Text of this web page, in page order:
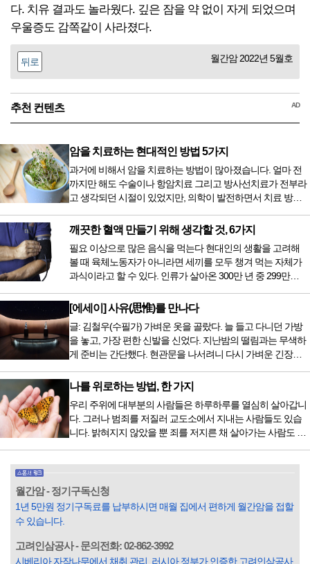
다. 치유 결과도 놀라웠다. 깊은 잠을 약 없이 자게 되었으며
우울증도 감쪽같이 사라졌다.
뒤로 월간암 2022년 5월호
추천 컨텐츠 AD
암을 치료하는 현대적인 방법 5가지
과거에 비해서 암을 치료하는 방법이 많아졌습니다. 얼마 전
까지만 해도 수술이나 항암치료 그리고 방사선치료가 전부라
고 생각되던 시절이 있었지만, 의학이 발전하면서 치료 방법
오면서 암을 치료하는 방법이 하나 더 추가되었습니다. 중입
자 치료를 받기 위해서는 일본이나 독일 등 중입자 치료기가
있는 나라에 가서 힘들게 치료받았지만 얼마 전 국내 도입 후
전립선암 환자를 시작으로 중입자 치료기가 가동되었습니다.
치료 범위가 한정되어 모든 암 환자가 중입자 치료를 받을 수
는 없지만 치료...
깨끗한 혈액 만들기 위해 생각할 것, 6가지
필요 이상으로 많은 음식을 먹는다 현대인의 생활을 고려해
볼 때 육체노동자가 아니라면 세끼를 모두 챙겨 먹는 자체가
과식이라고 할 수 있다. 인류가 살아온 300만 년 중 299만
저녁을 습관적으로 음식을 섭취한다. 게다가 밤늦은 시간까지
음식을 먹거나, 아침에 식욕이 없는데도 ‘아침을 먹어야 하루
가 활기차다’라는 이야기에 사로잡혀 억지로 먹는 경우가 많
다. 식욕이 없다는 느낌은 본능이 보내는 신호다. 즉 먹어도 소
화할 힘이 없다거나 더 이상 먹으면 혈액 안에 잉여물...
[에세이] 사유(思惟)를 만나다
글: 김철우(수필가) 가벼운 옷을 골랐다. 늘 들고 다니던 가방
을 놓고, 가장 편한 신발을 신었다. 지난밤의 떨림과는 무색하
게 준비는 간단했다. 현관문을 나서려니 다시 가벼운 긴장감
막이 열리기 전. 그 특유의 무대 냄새를 맡았을 때의 긴장감 같
은 것이었다. 두 금동 미륵 반가사유상을 만나러 가는 길은 그
렇게 시작됐다. 두 반가사유상을 알게 된 것은 몇 해 전이었다.
잡지의 발행인으로 독자에게 선보일 좋은 콘텐츠를 고민하던
중 우리 문화재를 하나씩 소개하고자...
나를 위로하는 방법, 한 가지
우리 주위에 대부분의 사람들은 하루하루를 열심히 살아갑니
다. 그러나 범죄를 저질러 교도소에서 지내는 사람들도 있습
니다. 밝혀지지 않았을 뿐 죄를 저지른 채 살아가는 사람도 있
입힌다는 것입니다. 미꾸라지 한 마리가 시냇물을 흐린다는
옛말이 그저 허투루 생기지는 않은 듯합니다. 대부분의 사람
들은 열심히 살아갑니다. 그렇다고 97%의 사람들이 모두 착
월간암 - 정기구독신청
1년 5만원 정기구독료를 납부하시면 매월 집에서 편하게 월간암을 접할
수 있습니다.
고려인삼공사 - 문의전화: 02-862-3992
시베리아 자작나무에서 채취 관리, 러시아 정부가 인증한 고려인삼공사